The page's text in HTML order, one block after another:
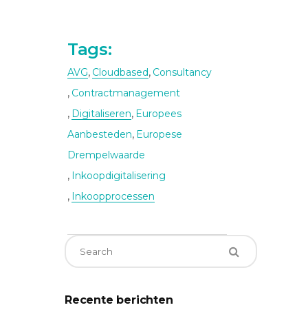
Tags:
AVG, Cloudbased, Consultancy
, Contractmanagement
, Digitaliseren, Europees
Aanbesteden, Europese
Drempelwaarde
, Inkoopdigitalisering
, Inkoopprocessen
Recente berichten